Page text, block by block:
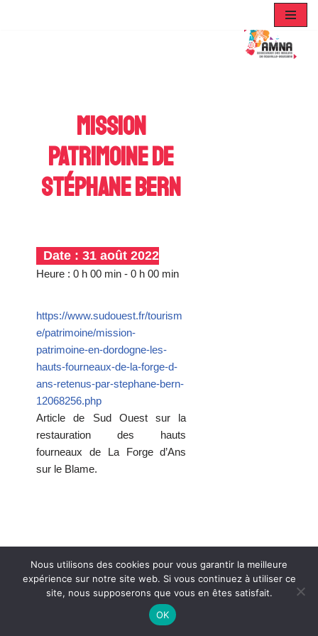
Mission
Patrimoine de
Stéphane Bern
Date :31 août 2022
Heure :0 h 00 min - 0 h 00 min
https://www.sudouest.fr/tourism
e/patrimoine/mission-
patrimoine-en-dordogne-les-
hauts-fourneaux-de-la-forge-d-
ans-retenus-par-stephane-bern-
12068256.php
Article de Sud Ouest sur la
restauration des hauts
fourneaux de La Forge d’Ans
sur le Blame.
© Association des Moulins de Nouvelle-Aquitaine |Mentions légales
| Vitaminé par
#V2
Nous utilisons des cookies pour vous garantir la meilleure
expérience sur notre site web. Si vous continuez à utiliser ce
site, nous supposerons que vous en êtes satisfait.
OK